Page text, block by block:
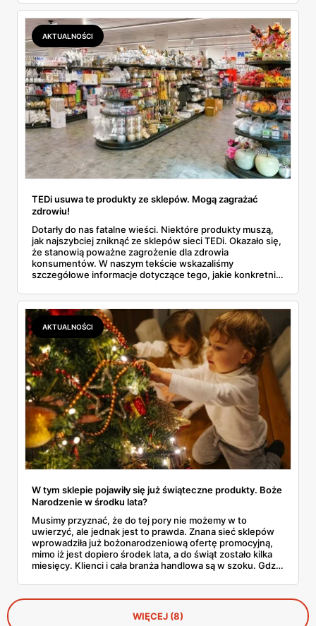
ale na pewno będą mniej uciążliwe! Nie da się ukryć, że
gazetka TEDI tym razem naprawdę pozytywnie zaskakuje.
Znajdziemy w niej wszystko, czego potrzebujemy do
kompleksowych porządków - od podstawowych
akcesoriów po zaawansowany sprzęt. A co najlepsze?
Ceny naprawdę mogą zawrócić w głowie! I to nie jest
pusty slogan reklamowy.
AKTUALNOŚCI
TEDi usuwa te produkty ze sklepów. Mogą zagrażać
zdrowiu!
Dotarły do nas fatalne wieści. Niektóre produkty muszą,
jak najszybciej zniknąć ze sklepów sieci TEDi. Okazało się,
że stanowią poważne zagrożenie dla zdrowia
konsumentów. W naszym tekście wskazaliśmy
szczegółowe informacje dotyczące tego, jakie konkretnie
ostrożność.
AKTUALNOŚCI
W tym sklepie pojawiły się już świąteczne produkty. Boże
Narodzenie w środku lata?
Musimy przyznać, że do tej pory nie możemy w to
uwierzyć, ale jednak jest to prawda. Znana sieć sklepów
wprowadziła już bożonarodzeniową ofertę promocyjną,
mimo iż jest dopiero środek lata, a do świąt zostało kilka
miesięcy. Klienci i cała branża handlowa są w szoku. Gdzie
WIĘCEJ (8)